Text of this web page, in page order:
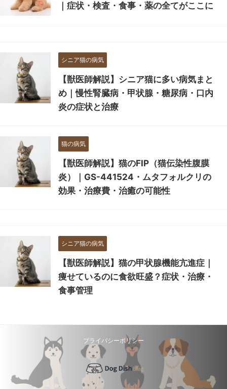
｜症状・検査・食事・薬の全てがここに
シニア猫の病気
【獣医師解説】シニア猫に多い病気まと
め｜慢性腎臓病・甲状腺・糖尿病・口内
炎の症状と治療
猫の病気
【獣医師解説】猫のFIP（猫伝染性腹膜
炎）｜GS-441524・ムタフォルクリの
効果・治療費・治癒の可能性
シニア猫の病気
【獣医師解説】猫の甲状腺機能亢進症｜
痩せているのに食欲旺盛？症状・治療・
食事管理
プライバシーポリシー